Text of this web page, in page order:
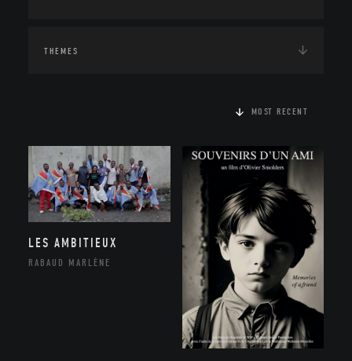
THEMES
MOST RECENT
LES AMBITIEUX
RABAUD MARLÈNE